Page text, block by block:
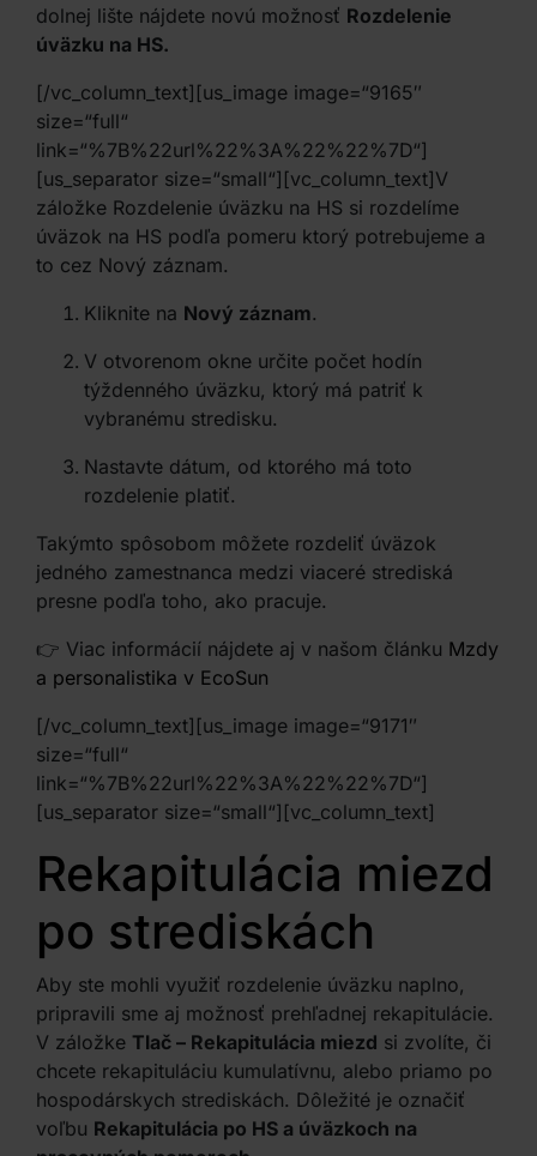
dolnej lište nájdete novú možnosť Rozdelenie
úväzku na HS.
[/vc_column_text][us_image image=“9165″
size=“full“
link=“%7B%22url%22%3A%22%22%7D“]
[us_separator size=“small“][vc_column_text]V
záložke Rozdelenie úväzku na HS si rozdelíme
úväzok na HS podľa pomeru ktorý potrebujeme a
to cez Nový záznam.
Kliknite na Nový záznam.
V otvorenom okne určite počet hodín
týždenného úväzku, ktorý má patriť k
vybranému stredisku.
Nastavte dátum, od ktorého má toto
rozdelenie platiť.
Takýmto spôsobom môžete rozdeliť úväzok
jedného zamestnanca medzi viaceré strediská
presne podľa toho, ako pracuje.
👉 Viac informácií nájdete aj v našom článku Mzdy
a personalistika v EcoSun
[/vc_column_text][us_image image=“9171″
size=“full“
link=“%7B%22url%22%3A%22%22%7D“]
[us_separator size=“small“][vc_column_text]
Rekapitulácia miezd
po strediskách
Aby ste mohli využiť rozdelenie úväzku naplno,
pripravili sme aj možnosť prehľadnej rekapitulácie.
V záložke Tlač – Rekapitulácia miezd si zvolíte, či
chcete rekapituláciu kumulatívnu, alebo priamo po
hospodárskych strediskách. Dôležité je označiť
voľbu Rekapitulácia po HS a úväzkoch na